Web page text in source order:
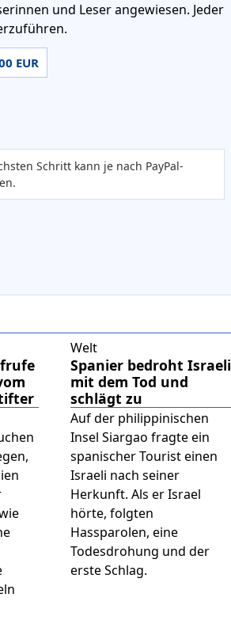
und Leser angewiesen. Jeder
EUR
Schritt kann je nach PayPal-
Welt
Spanier bedroht Israeli
mit dem Tod und
schlägt zu
Auf der philippinischen
Insel Siargao fragte ein
spanischer Tourist einen
Israeli nach seiner
Herkunft. Als er Israel
hörte, folgten
Hassparolen, eine
Todesdrohung und der
erste Schlag.